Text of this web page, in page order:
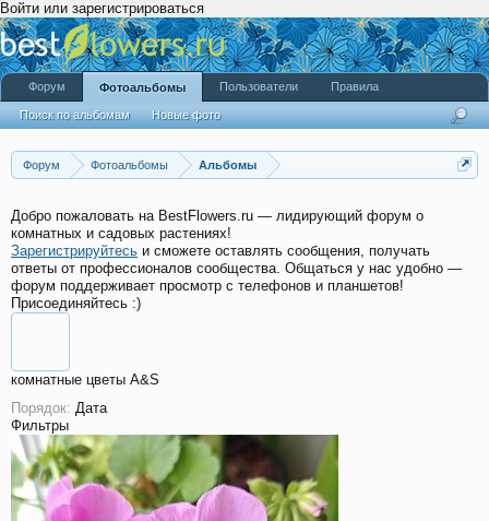
Войти или зарегистрироваться
Форум Фотоальбомы Альбомы
Добро пожаловать на BestFlowers.ru — лидирующий форум о
комнатных и садовых растениях!
Зарегистрируйтесь и сможете оставлять сообщения, получать
ответы от профессионалов сообщества. Общаться у нас удобно —
форум поддерживает просмотр с телефонов и планшетов!
Присоединяйтесь :)
комнатные цветы A&S
Порядок: Дата
Фильтры
Форум Фотоальбомы
Поиск по альбомам Новые фото
Пользователи Правила